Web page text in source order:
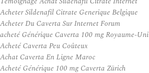
Acheter Sildenafil Citrate Generique Belgique
Acheter Du Caverta Sur Internet Forum
acheté Générique Caverta 100 mg Royaume-Uni
Acheté Caverta Peu Coûteux
Achat Caverta En Ligne Maroc
Acheté Générique 100 mg Caverta Zürich